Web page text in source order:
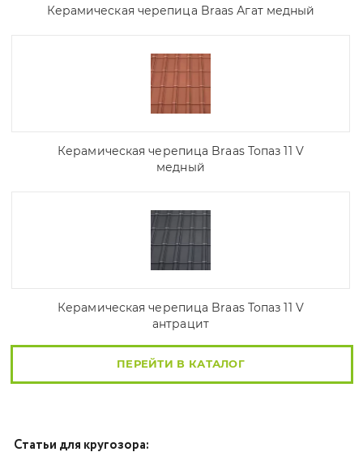
Керамическая черепица Braas Агат медный
Керамическая черепица Braas Топаз 11 V
медный
Керамическая черепица Braas Топаз 11 V
антрацит
ПЕРЕЙТИ В КАТАЛОГ
Статьи для кругозора: